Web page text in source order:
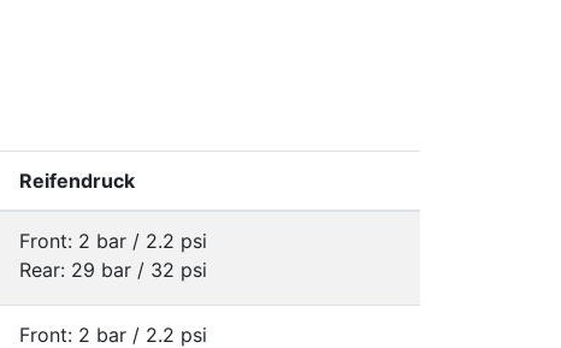
Reifendruck
Front: 2 bar / 2.2 psi
Rear: 29 bar / 32 psi
Front: 2 bar / 2.2 psi